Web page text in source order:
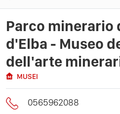
Parco minerario
d'Elba - Museo
dell'arte
MUSEI
0565962088